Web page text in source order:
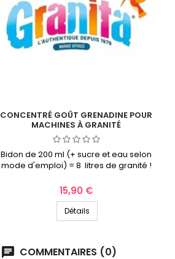
CONCENTRÉ GOÛT GRENADINE POUR
MACHINES À GRANITÉ
Bidon de 200 ml (+ sucre et eau selon
mode d'emploi) = 8 litres de granité !
Prix
15,90 €
Détails
COMMENTAIRES (0)